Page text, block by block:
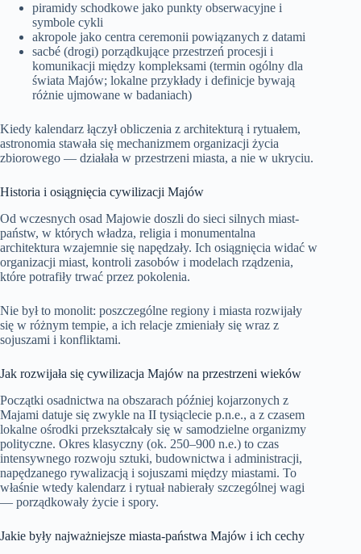
piramidy schodkowe jako punkty obserwacyjne i
symbole cykli
akropole jako centra ceremonii powiązanych z datami
sacbé (drogi) porządkujące przestrzeń procesji i
komunikacji między kompleksami (termin ogólny dla
świata Majów; lokalne przykłady i definicje bywają
różnie ujmowane w badaniach)
Kiedy kalendarz łączył obliczenia z architekturą i rytuałem,
astronomia stawała się mechanizmem organizacji życia
zbiorowego — działała w przestrzeni miasta, a nie w ukryciu.
Historia i osiągnięcia cywilizacji Majów
Od wczesnych osad Majowie doszli do sieci silnych miast-
państw, w których władza, religia i monumentalna
architektura wzajemnie się napędzały. Ich osiągnięcia widać w
organizacji miast, kontroli zasobów i modelach rządzenia,
które potrafiły trwać przez pokolenia.
Nie był to monolit: poszczególne regiony i miasta rozwijały
się w różnym tempie, a ich relacje zmieniały się wraz z
sojuszami i konfliktami.
Jak rozwijała się cywilizacja Majów na przestrzeni wieków
Początki osadnictwa na obszarach później kojarzonych z
Majami datuje się zwykle na II tysiąclecie p.n.e., a z czasem
lokalne ośrodki przekształcały się w samodzielne organizmy
polityczne. Okres klasyczny (ok. 250–900 n.e.) to czas
intensywnego rozwoju sztuki, budownictwa i administracji,
napędzanego rywalizacją i sojuszami między miastami. To
właśnie wtedy kalendarz i rytuał nabierały szczególnej wagi
— porządkowały życie i spory.
Jakie były najważniejsze miasta-państwa Majów i ich cechy